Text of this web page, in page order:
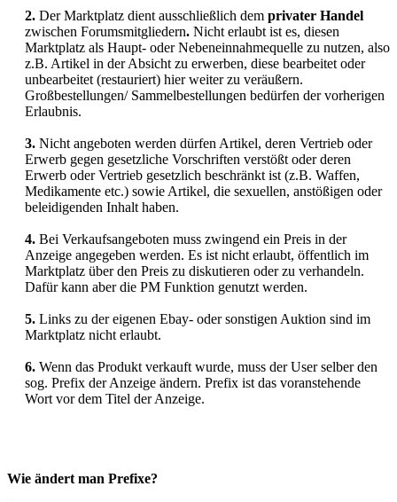
2. Der Marktplatz dient ausschließlich dem privater Handel
zwischen Forumsmitgliedern. Nicht erlaubt ist es, diesen
Marktplatz als Haupt- oder Nebeneinnahmequelle zu nutzen, also
z.B. Artikel in der Absicht zu erwerben, diese bearbeitet oder
unbearbeitet (restauriert) hier weiter zu veräußern.
Großbestellungen/ Sammelbestellungen bedürfen der vorherigen
Erlaubnis.
3. Nicht angeboten werden dürfen Artikel, deren Vertrieb oder
Erwerb gegen gesetzliche Vorschriften verstößt oder deren
Erwerb oder Vertrieb gesetzlich beschränkt ist (z.B. Waffen,
Medikamente etc.) sowie Artikel, die sexuellen, anstößigen oder
beleidigenden Inhalt haben.
4. Bei Verkaufsangeboten muss zwingend ein Preis in der
Anzeige angegeben werden. Es ist nicht erlaubt, öffentlich im
Marktplatz über den Preis zu diskutieren oder zu verhandeln.
Dafür kann aber die PM Funktion genutzt werden.
5. Links zu der eigenen Ebay- oder sonstigen Auktion sind im
Marktplatz nicht erlaubt.
6. Wenn das Produkt verkauft wurde, muss der User selber den
sog. Prefix der Anzeige ändern. Prefix ist das voranstehende
Wort vor dem Titel der Anzeige.
Wie ändert man Prefixe?